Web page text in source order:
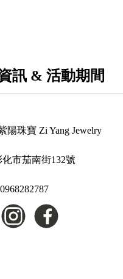
訊 & 活動期間
陽珠寶 Zi Yang Jewelry
化市茄南街132號
0968282787